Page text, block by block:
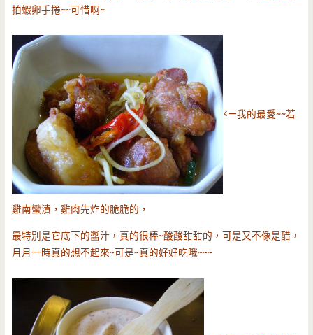
拍蝦卵手捲~~可惜啊~
<—我的最愛~~若
雞南蠻漬，雞肉先炸的脆脆的，
最特別是它底下的醬汁，真的很棒~酸酸甜甜的，可是又不像是醋，
月月一時真的想不起來~可是~真的好好吃哦~~~